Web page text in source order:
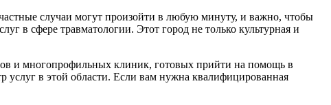
случаи могут произойти в любую минуту, и важно, чтобы
в сфере травматологии. Этот город не только культурная и
и многопрофильных клиник, готовых прийти на помощь в
услуг в этой области. Если вам нужна квалифицированная